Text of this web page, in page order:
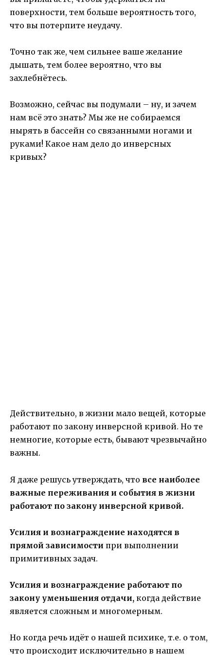
поверхности, тем больше вероятность того,
что вы потерпите неудачу.
Точно так же, чем сильнее ваше желание
дышать, тем более вероятно, что вы
захлебнётесь.
Возможно, сейчас вы подумали – ну, и зачем
нам всё это знать? Мы же не собираемся
нырять в бассейн со связанными ногами и
руками! Какое нам дело до инверсных
кривых?
Действительно, в жизни мало вещей, которые
работают по закону инверсной кривой. Но те
немногие, которые есть, бывают чрезвычайно
важны.
Я даже решусь утверждать, что все наиболее
важные переживания и события в жизни
работают по закону инверсной кривой.
Усилия и вознаграждение находятся в
прямой зависимости при выполнении
примитивных задач.
Усилия и вознаграждение работают по
закону уменьшения отдачи, когда действие
является сложным и многомерным.
Но когда речь идёт о нашей психике, т.е. о том,
что происходит исключительно в нашем